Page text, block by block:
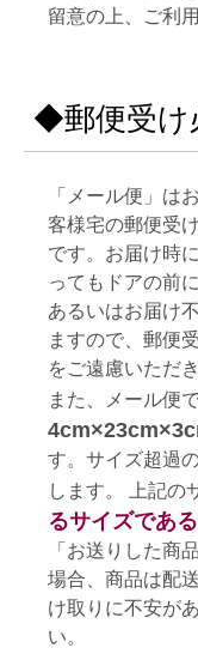
留意の上、ご利
◆郵便受け
「メール便」は
客様宅の郵便受
です。お届け時
ってもドアの前
あるいはお届け
ますので、郵便
をご遠慮いただ
また、メール便
す。サイズ超過
します。 上記の
るサイズであ
「お送りした商
場合、商品は配
け取りに不安が
い。